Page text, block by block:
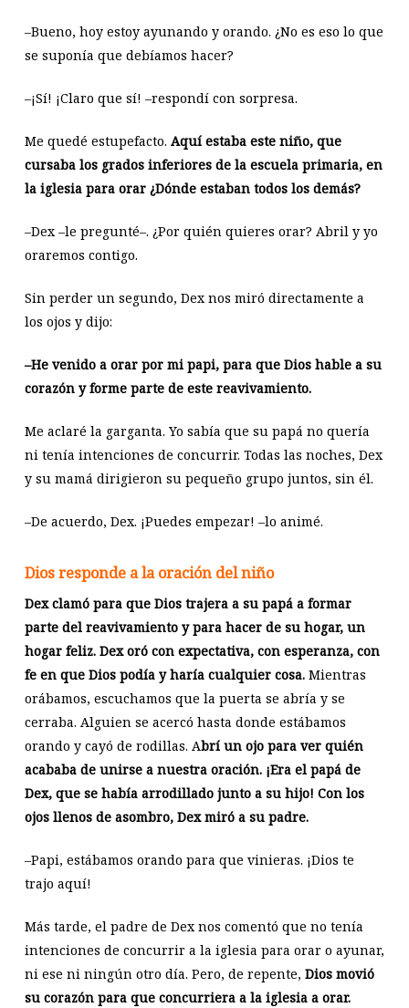
–Bueno, hoy estoy ayunando y orando. ¿No es eso lo que
se suponía que debíamos hacer?
–¡Sí! ¡Claro que sí! –respondí con sorpresa.
Me quedé estupefacto. Aquí estaba este niño, que
cursaba los grados inferiores de la escuela primaria, en
la iglesia para orar ¿Dónde estaban todos los demás?
–Dex –le pregunté–. ¿Por quién quieres orar? Abril y yo
oraremos contigo.
Sin perder un segundo, Dex nos miró directamente a
los ojos y dijo:
–He venido a orar por mi papi, para que Dios hable a su
corazón y forme parte de este reavivamiento.
Me aclaré la garganta. Yo sabía que su papá no quería
ni tenía intenciones de concurrir. Todas las noches, Dex
y su mamá dirigieron su pequeño grupo juntos, sin él.
–De acuerdo, Dex. ¡Puedes empezar! –lo animé.
Dios responde a la oración del niño
Dex clamó para que Dios trajera a su papá a formar
parte del reavivamiento y para hacer de su hogar, un
hogar feliz. Dex oró con expectativa, con esperanza, con
fe en que Dios podía y haría cualquier cosa.Mientras
orábamos, escuchamos que la puerta se abría y se
cerraba. Alguien se acercó hasta donde estábamos
orando y cayó de rodillas. Abrí un ojo para ver quién
acababa de unirse a nuestra oración. ¡Era el papá de
Dex, que se había arrodillado junto a su hijo! Con los
ojos llenos de asombro, Dex miró a su padre.
–Papi, estábamos orando para que vinieras. ¡Dios te
trajo aquí!
Más tarde, el padre de Dex nos comentó que no tenía
intenciones de concurrir a la iglesia para orar o ayunar,
ni ese ni ningún otro día. Pero, de repente, Dios movió
su corazón para que concurriera a la iglesia a orar.